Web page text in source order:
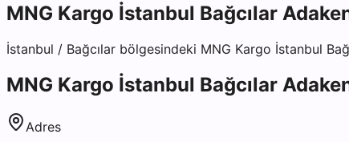
MNG Kargo İstanbul Bağcılar
İstanbul / Bağcılar bölgesindeki MNG Kargo İstanbul
MNG Kargo İstanbul Bağcılar
Adres